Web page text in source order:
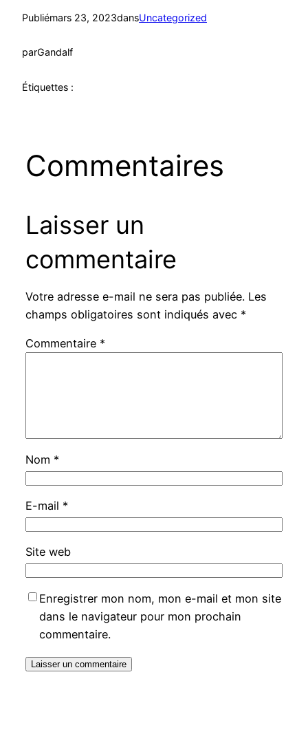
Publiémars 23, 2023dansUncategorized
parGandalf
Étiquettes :
Commentaires
Laisser un
commentaire
Votre adresse e-mail ne sera pas publiée. Les
champs obligatoires sont indiqués avec *
Commentaire *
Nom *
E-mail *
Site web
Enregistrer mon nom, mon e-mail et mon site
dans le navigateur pour mon prochain
commentaire.